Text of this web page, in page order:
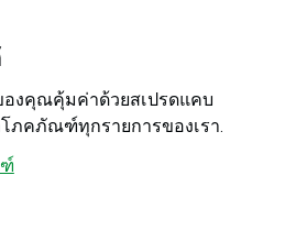
งคุณคุ้มค่าด้วยสเปรดแคบ
ภคภัณฑ์ทุกรายการของเรา.